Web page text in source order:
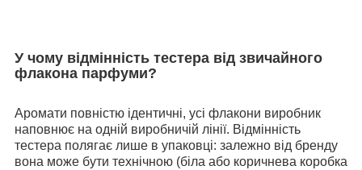
У чому відмінність тестера від звичайного
флакона парфуми?
Аромати повністю ідентичні, усі флакони виробник
наповнює на одній виробничій лінії. Відмінність
тестера полягає лише в упаковці: залежно від бренду
вона може бути технічною (біла або коричнева коробка